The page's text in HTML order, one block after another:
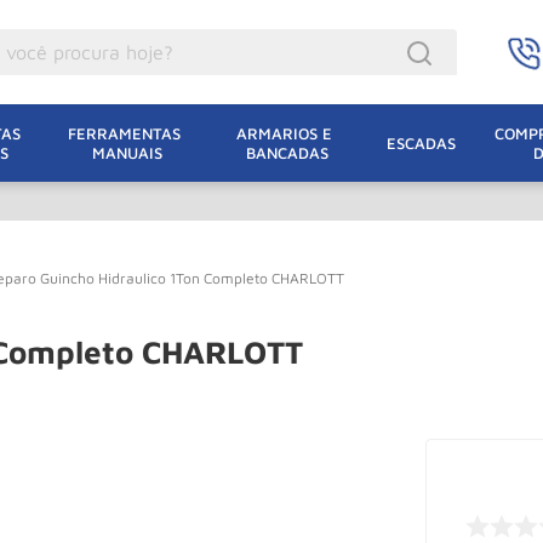
FERRAMENTAS
MANUAIS
ARMARIOS E
BANCADAS
ESCADAS
Guincho Hidraulico 1Ton Completo CHARLOTT
CHARLOTT